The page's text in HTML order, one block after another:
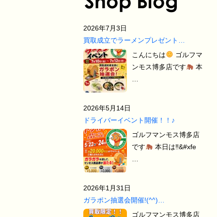
2026年7月3日
買取成立でラーメンプレゼント…
こんにちは
ゴルフマ
ンモス博多店です
本
2026年5月14日
ドライバーイベント開催！！♪
ゴルフマンモス博多店
です
本日は‼&#xfe
2026年1月31日
ガラポン抽選会開催!(^^)…
ゴルフマンモス博多店